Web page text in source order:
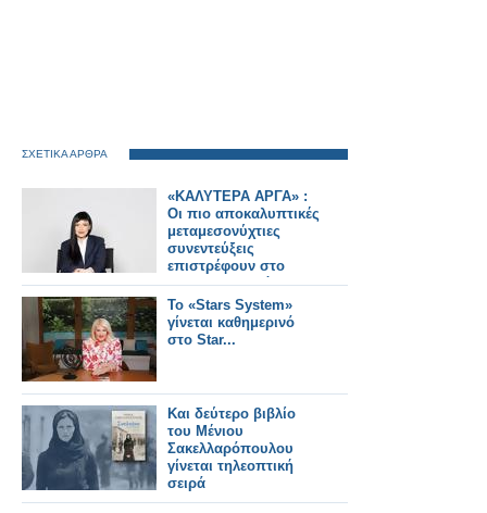
ΣΧΕΤΙΚΑ ΑΡΘΡΑ
«ΚΑΛΥΤΕΡΑ ΑΡΓΑ» :
Oι πιο αποκαλυπτικές
μεταμεσονύχτιες
συνεντεύξεις
επιστρέφουν στο
ACTION 24 - Πότε
κάνουν πρεμιέρα;
Το «Stars System»
γίνεται καθημερινό
στο Star...
Και δεύτερο βιβλίο
του Μένιου
Σακελλαρόπουλου
γίνεται τηλεοπτική
σειρά